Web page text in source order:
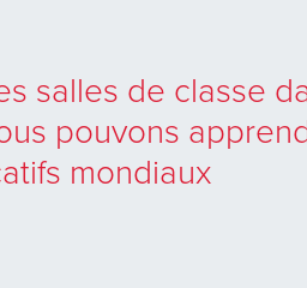
salles de classe
pouvons
mondiaux